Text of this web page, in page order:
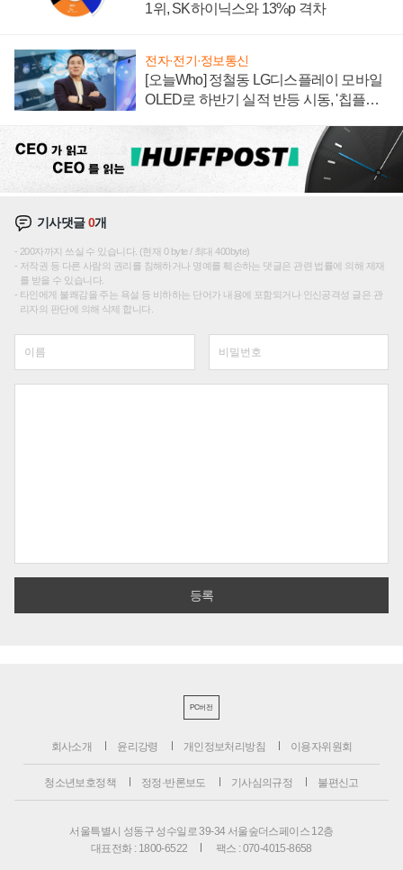
1위, SK하이닉스와 13%p 격차
전자·전기·정보통신
[오늘Who] 정철동 LG디스플레이 모바일
OLED로 하반기 실적 반등 시동, '칩플레
기사댓글0개
200자까지 쓰실 수 있습니다. (현재 0 byte / 최대 400byte)
저작권 등 다른 사람의 권리를 침해하거나 명예를 훼손하는 댓글은 관련 법률에 의해 제재
를 받을 수 있습니다.
타인에게 불쾌감을 주는 욕설 등 비하하는 단어가 내용에 포함되거나 인신공격성 글은 관
리자의 판단에 의해 삭제 합니다.
PC버전
회사소개 윤리강령 개인정보처리방침 이용자위원회
청소년보호정책 정정·반론보도 기사심의규정 불편신고
서울특별시 성동구 성수일로 39-34 서울숲더스페이스 12층
대표전화 : 1800-6522
팩스 : 070-4015-8658